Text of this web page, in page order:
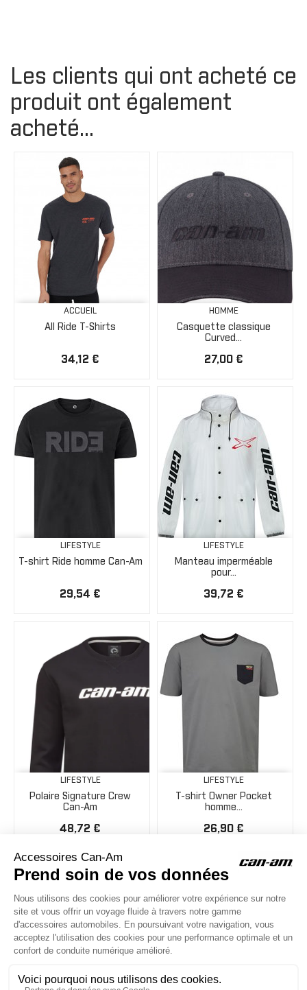
38,00 €
Taille
Couleur
Les clients qui ont acheté ce
produit ont également
acheté...
ACCUEIL
All Ride T-Shirts
34,12 €
HOMME
Casquette classique
Curved...
27,00 €
LIFESTYLE
T-shirt Ride homme Can-Am
29,54 €
LIFESTYLE
Manteau imperméable
pour...
39,72 €
LIFESTYLE
Polaire Signature Crew
Can-Am
48,72 €
LIFESTYLE
T-shirt Owner Pocket
homme...
26,90 €
ACCESSOIRES CAN-AM
Le site d'accessoires Can-Am vous propose des accessoires d'origine
pour équiper votre véhicule 3 roues (On Road) ou votre véhicule tout